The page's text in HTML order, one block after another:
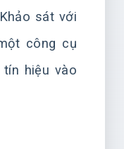
sát với
công cụ
hiệu vào